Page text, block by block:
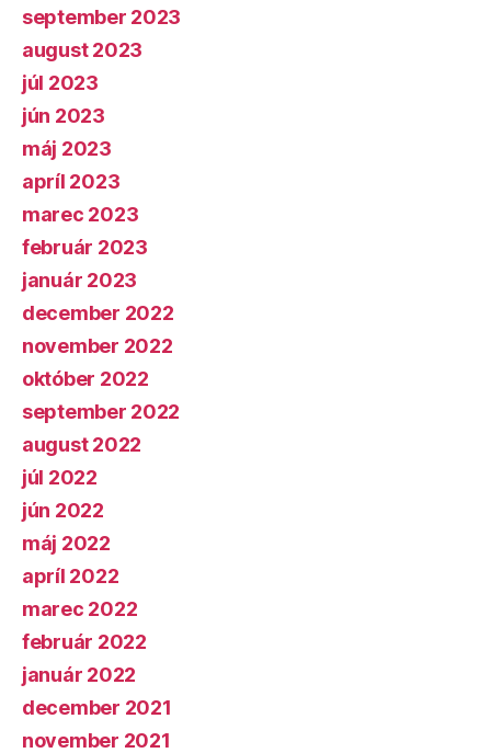
september 2023
august 2023
júl 2023
jún 2023
máj 2023
apríl 2023
marec 2023
február 2023
január 2023
december 2022
november 2022
október 2022
september 2022
august 2022
júl 2022
jún 2022
máj 2022
apríl 2022
marec 2022
február 2022
január 2022
december 2021
november 2021